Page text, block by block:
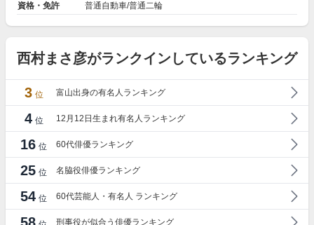
資格・免許
普通自動車/普通二輪
西村まさ彦がランクインしているランキング
3 位 富山出身の有名人ランキング
4 位 12月12日生まれ有名人ランキング
16 位 60代俳優ランキング
25 位 名脇役俳優ランキング
54 位 60代芸能人・有名人 ランキング
刑事役が似合う俳優ランキング